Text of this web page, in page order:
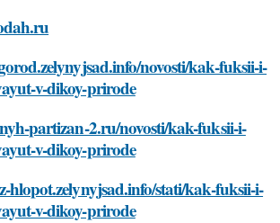
novosti/kak-fuksii-i-
v-dikoy-prirode
partizan-2.ru/novosti/kak-fuksii-i-
v-dikoy-prirode
hlopot.zelynyjsad.info/stati/kak-fuksii-i-
v-dikoy-prirode